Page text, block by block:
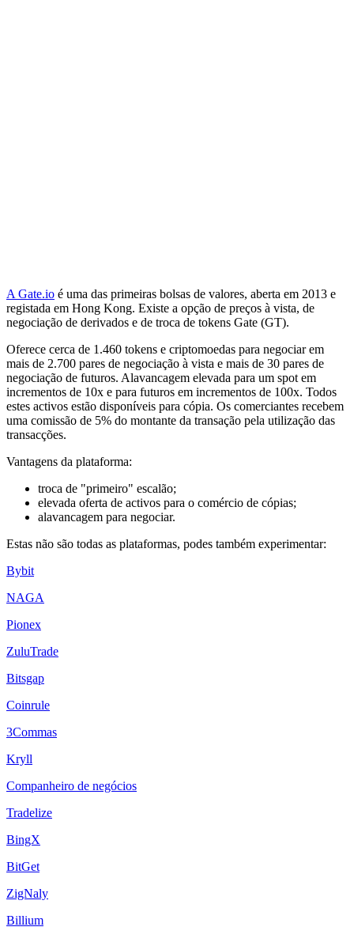
A Gate.io é uma das primeiras bolsas de valores, aberta em 2013 e
registada em Hong Kong. Existe a opção de preços à vista, de
negociação de derivados e de troca de tokens Gate (GT).
Oferece cerca de 1.460 tokens e criptomoedas para negociar em
mais de 2.700 pares de negociação à vista e mais de 30 pares de
negociação de futuros. Alavancagem elevada para um spot em
incrementos de 10x e para futuros em incrementos de 100x. Todos
estes activos estão disponíveis para cópia. Os comerciantes recebem
uma comissão de 5% do montante da transação pela utilização das
transacções.
Vantagens da plataforma:
troca de "primeiro" escalão;
elevada oferta de activos para o comércio de cópias;
alavancagem para negociar.
Estas não são todas as plataformas, podes também experimentar:
Bybit
NAGA
Pionex
ZuluTrade
Bitsgap
Coinrule
3Commas
Kryll
Companheiro de negócios
Tradelize
BingX
BitGet
ZigNaly
Billium